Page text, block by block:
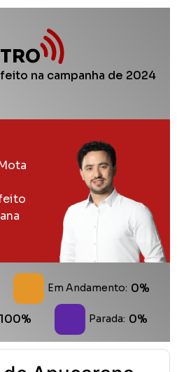
na campanha de 2024
Em Andamento: 0%
100% Parada: 0%